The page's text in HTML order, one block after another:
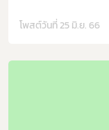
โพสต์วันที่ 25 มิ.ย. 66